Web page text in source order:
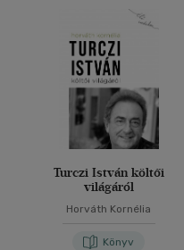
Turczi István költői
világáról
Horváth Kornélia
Könyv